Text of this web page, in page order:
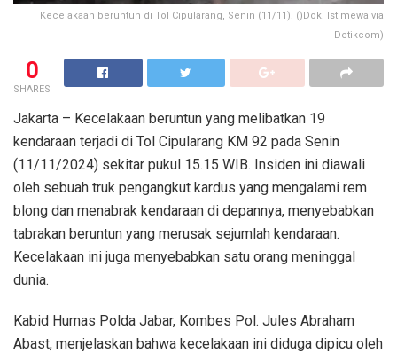
Kecelakaan beruntun di Tol Cipularang, Senin (11/11). ()Dok. Istimewa via
Detikcom)
0
SHARES
Jakarta – Kecelakaan beruntun yang melibatkan 19
kendaraan terjadi di Tol Cipularang KM 92 pada Senin
(11/11/2024) sekitar pukul 15.15 WIB. Insiden ini diawali
oleh sebuah truk pengangkut kardus yang mengalami rem
blong dan menabrak kendaraan di depannya, menyebabkan
tabrakan beruntun yang merusak sejumlah kendaraan.
Kecelakaan ini juga menyebabkan satu orang meninggal
dunia.
Kabid Humas Polda Jabar, Kombes Pol. Jules Abraham
Abast, menjelaskan bahwa kecelakaan ini diduga dipicu oleh